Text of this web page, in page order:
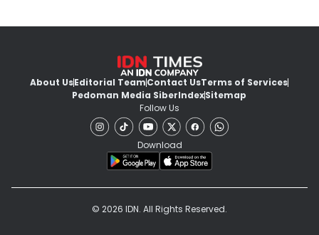
About UsEditorial TeamContact UsTerms of Services
Pedoman Media SiberIndexSitemap
Follow Us
Download
© 2026 IDN. All Rights Reserved.